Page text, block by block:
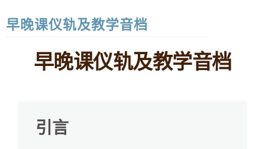
早晚课仪轨及教学音档
早晚课仪轨及教学音档
引言